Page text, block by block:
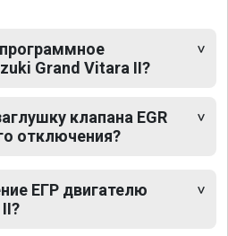
Grand Vitara II?
клапана EGR
отключения?
ЕГР двигателю